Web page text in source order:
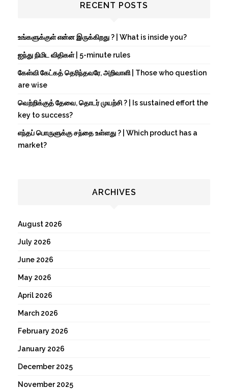
RECENT POSTS
உங்களுக்குள் என்ன இருக்கிறது ? | What is inside you?
ஐந்து நிமிட விதிகள் | 5-minute rules
கேள்வி கேட்கத் தெரிந்தவரே, அறிவாளி | Those who question
are wise
வெற்றிக்குத் தேவை, தொடர் முயற்சி ? | Is sustained effort the
key to success?
எந்தப் பொருளுக்கு சந்தை உள்ளது ? | Which product has a
market?
ARCHIVES
August 2026
July 2026
June 2026
May 2026
April 2026
March 2026
February 2026
January 2026
December 2025
November 2025